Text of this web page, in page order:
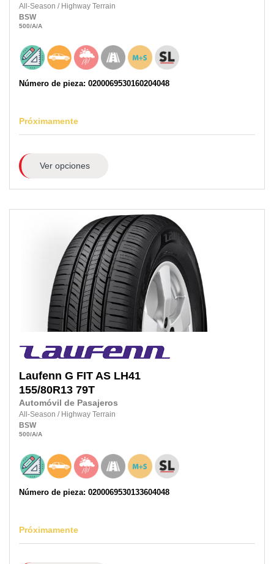
All-Season / Highway Terrain
BSW
500/A/A
Número de pieza: 0200069530160204048
Próximamente
Ver opciones
Laufenn G FIT AS LH41
155/80R13 79T
Automóvil de Pasajeros
All-Season / Highway Terrain
BSW
500/A/A
Número de pieza: 0200069530133604048
Próximamente